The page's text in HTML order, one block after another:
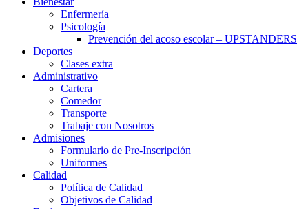
Enfermería
Psicología
Prevención del acoso escolar – UPSTANDERS
Deportes
Clases extra
Administrativo
Cartera
Comedor
Transporte
Trabaje con Nosotros
Admisiones
Formulario de Pre-Inscripción
Uniformes
Calidad
Política de Calidad
Objetivos de Calidad